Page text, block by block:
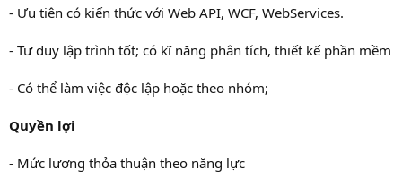
- Ưu tiên có kiến thức với Web API, WCF, WebServices.
- Tư duy lập trình tốt; có kĩ năng phân tích, thiết kế phần mềm
- Có thể làm việc độc lập hoặc theo nhóm;
Quyền lợi
- Mức lương thỏa thuận theo năng lực